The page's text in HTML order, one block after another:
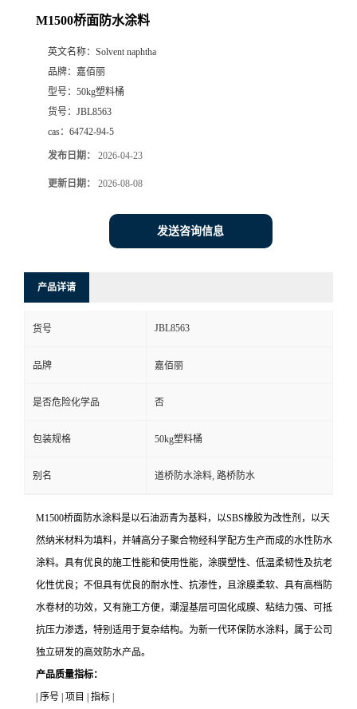
M1500桥面防水涂料
英文名称： Solvent naphtha
品牌： 嘉佰丽
型号： 50kg塑料桶
货号： JBL8563
cas： 64742-94-5
发布日期： 2026-04-23
更新日期： 2026-08-08
发送咨询信息
产品详请
货号 JBL8563
品牌 嘉佰丽
是否危险化学品 否
包装规格 50kg塑料桶
别名 道桥防水涂料, 路桥防水
M1500桥面防水涂料是以石油沥青为基料，以SBS橡胶为改性剂，以天
然纳米材料为填料，并辅高分子聚合物经科学配方生产而成的水性防水
涂料。具有优良的施工性能和使用性能，涂膜塑性、低温柔韧性及抗老
化性优良；不但具有优良的耐水性、抗渗性，且涂膜柔软、具有高档防
水卷材的功效，又有施工方便，潮湿基层可固化成膜、粘结力强、可抵
抗压力渗透，特别适用于复杂结构。为新一代环保防水涂料，属于公司
独立研发的高效防水产品。
产品质量指标：
| 序号 | 项目 | 指标 |